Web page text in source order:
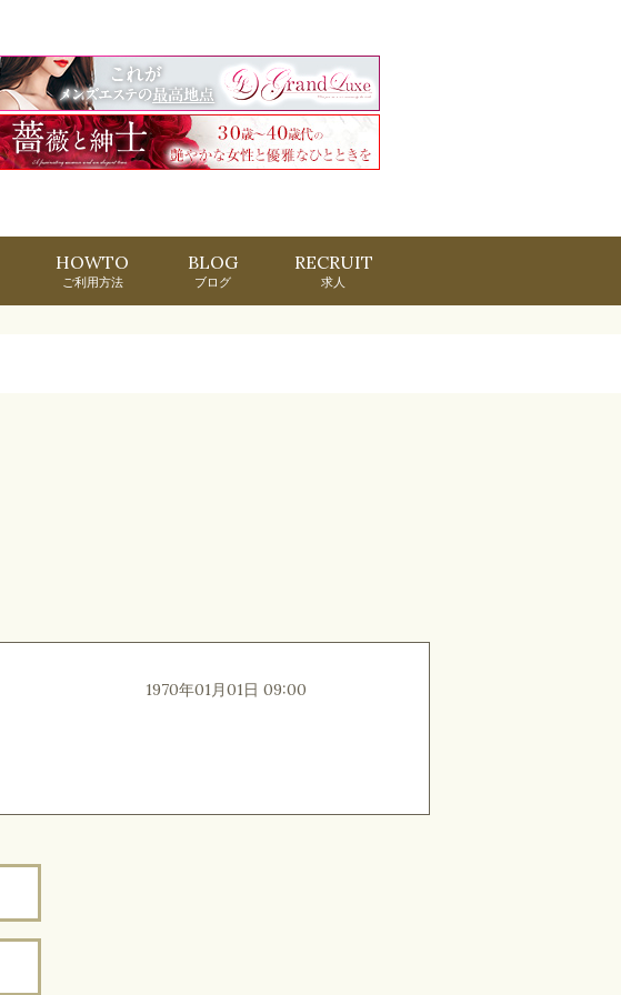
HOWTO
ご利用方法
BLOG
ブログ
RECRUIT
求人
1970年01月01日 09:00